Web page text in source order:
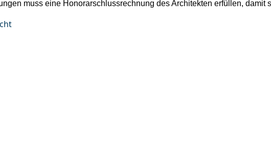
muss eine Honorarschlussrechnung des Architekten erfüllen, damit